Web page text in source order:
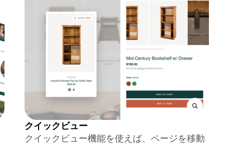
クイックビュー
クイックビュー機能を使えば、ページを移動